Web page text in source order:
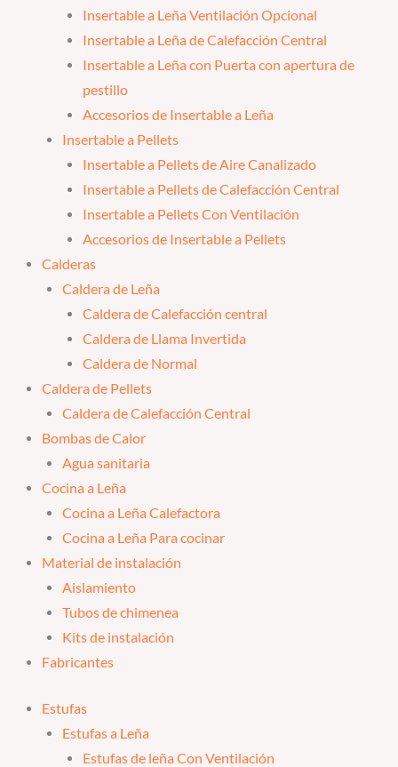
Insertable a Leña Ventilación Opcional
Insertable a Leña de Calefacción Central
Insertable a Leña con Puerta con apertura de
pestillo
Accesorios de Insertable a Leña
Insertable a Pellets
Insertable a Pellets de Aire Canalizado
Insertable a Pellets de Calefacción Central
Insertable a Pellets Con Ventilación
Accesorios de Insertable a Pellets
Calderas
Caldera de Leña
Caldera de Calefacción central
Caldera de Llama Invertida
Caldera de Normal
Caldera de Pellets
Caldera de Calefacción Central
Bombas de Calor
Agua sanitaria
Cocina a Leña
Cocina a Leña Calefactora
Cocina a Leña Para cocinar
Material de instalación
Aislamiento
Tubos de chimenea
Kits de instalación
Fabricantes
Estufas
Estufas a Leña
Estufas de leña Con Ventilación